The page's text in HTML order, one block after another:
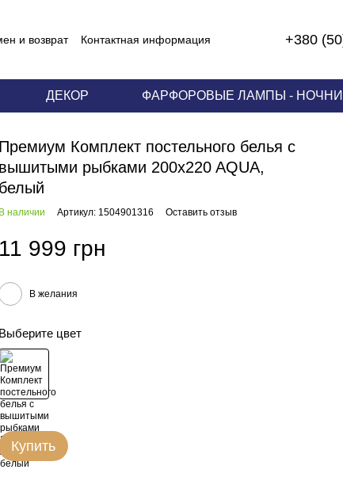
и возврат
Контактная информация
+380
ДЕКОР ФАРФОРОВЫЕ ЛАМПЫ -
Премиум Комплект постельного белья с
вышитыми рыбками 200x220 AQUA,
белый
В наличии Артикул: 1504901316 Оставить отзыв
11 999 грн
В желания
Выберите цвет
Купить